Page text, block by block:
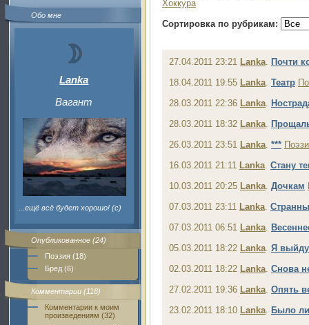
Обо мне
Lanka
Вагант
...ещё всё будет хорошо! (с)
Опубликованное (24)
Поэзия (18)
Бред (6)
Комментарии (118)
Комментарии к моим
произведениям (32)
Хоккура
Сортировка по рубрикам:
27.04.2011 23:21 Lanka. Почти
18.04.2011 19:55 Lanka. Театр
28.03.2011 22:36 Lanka.
28.03.2011 18:32 Lanka.
26.03.2011 23:51 Lanka. ***
16.03.2011 21:11 Lanka. Стану
10.03.2011 20:25 Lanka. Дочкам
07.03.2011 23:11 Lanka.
07.03.2011 06:51 Lanka.
05.03.2011 18:22 Lanka. Я
02.03.2011 18:22 Lanka. Снова
27.02.2011 19:36 Lanka. Опять
23.02.2011 18:10 Lanka. Было